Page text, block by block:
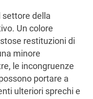
settore della
Un colore
restituzioni di
minore
le incongruenze
portare a
ulteriori sprechi e